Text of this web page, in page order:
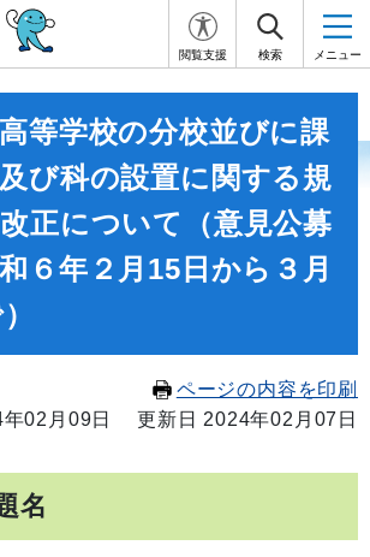
閲覧支援 検索 メニュー
等学校の分校並びに課
び科の設置に関する規
正について（意見公募
６年２月15日から３月
ページの内容を印刷
02月09日
更新日 2024年02月07日
名